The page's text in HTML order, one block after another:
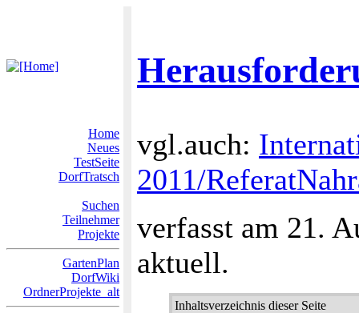
Home
Neues
TestSeite
DorfTratsch
Suchen
Teilnehmer
Projekte
GartenPlan
DorfWiki
OrdnerProjekte_alt
vgl.auch:
2011/
verfasst am 21.
aktuell.
Inhaltsverzeichnis dieser Seite